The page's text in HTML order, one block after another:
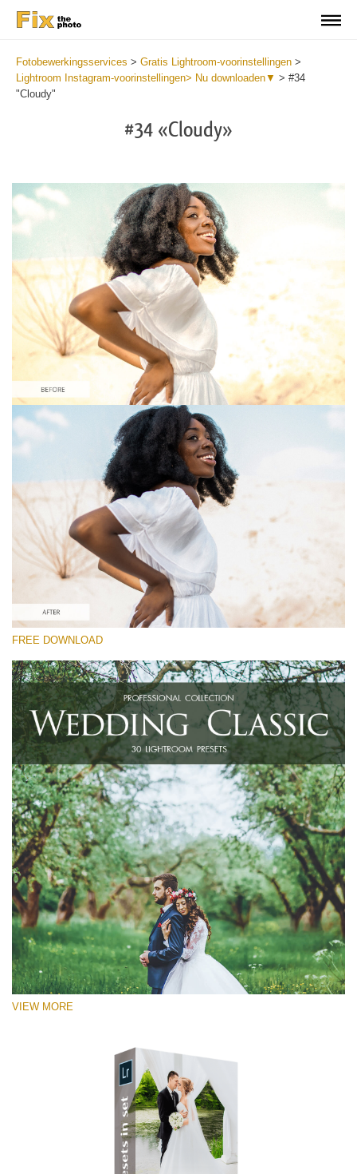
Fotobewerkingsservices > Gratis Lightroom-voorinstellingen >
Lightroom Instagram-voorinstellingen> Nu downloaden▼ > #34
"Cloudy"
#34 «Cloudy»
Please select
Free Instagram Preset #34
Wedding Classic
(30 Lr Presets)
Luxe Wedding
(230 Lr Presets)
(2067 Lr Presets)
Free download
FREE DOWNLOAD
VIEW MORE